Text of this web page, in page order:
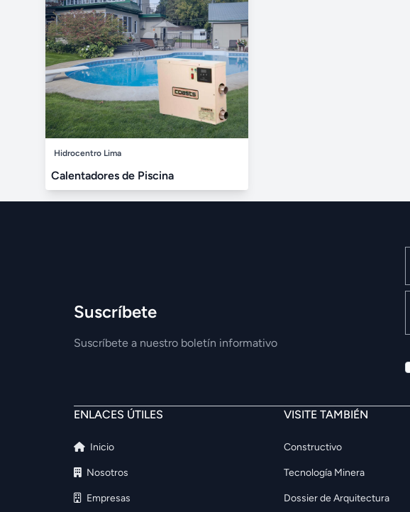
Hidrocentro Lima
Calentadores de Piscina
Suscríbete
Suscríbete a nuestro boletín informativo
ENLACES ÚTILES
Inicio
Nosotros
Empresas
VISITE TAMBIÉN
Constructivo
Tecnología Minera
Dossier de Arquitectura